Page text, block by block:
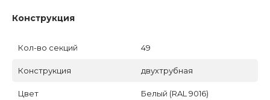
Конструкция
Кол-во секций 49
Конструкция двухтрубная
Цвет Белый (RAL 9016)